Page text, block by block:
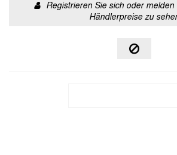
Registrieren Sie sich oder melden
Händlerpreise zu